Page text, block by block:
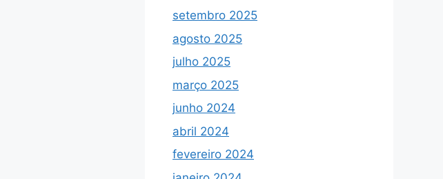
setembro 2025
agosto 2025
julho 2025
março 2025
junho 2024
abril 2024
fevereiro 2024